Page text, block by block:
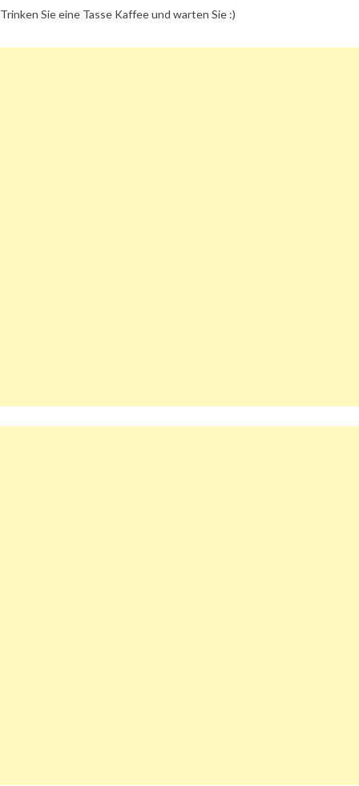
Trinken Sie eine Tasse Kaffee und warten Sie :)